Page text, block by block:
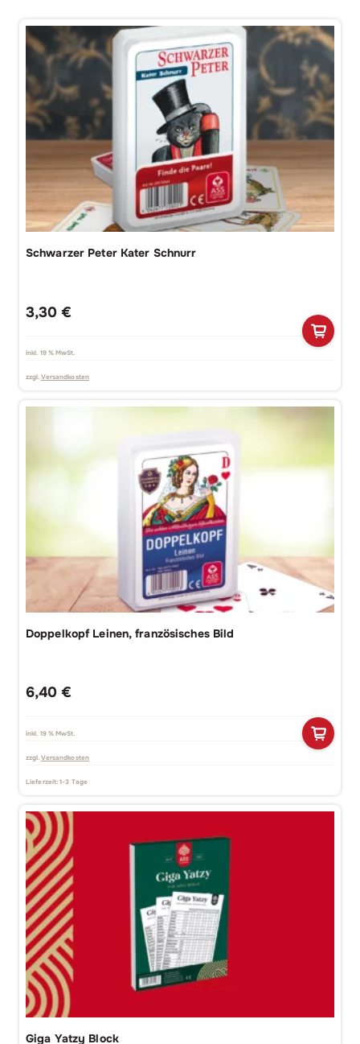
Schwarzer Peter Kater Schnurr
3,30 €
inkl. 19 % MwSt.
zzgl. Versandkosten
Doppelkopf Leinen, französisches Bild
6,40 €
inkl. 19 % MwSt.
zzgl. Versandkosten
Lieferzeit:1-3 Tage
Giga Yatzy Block